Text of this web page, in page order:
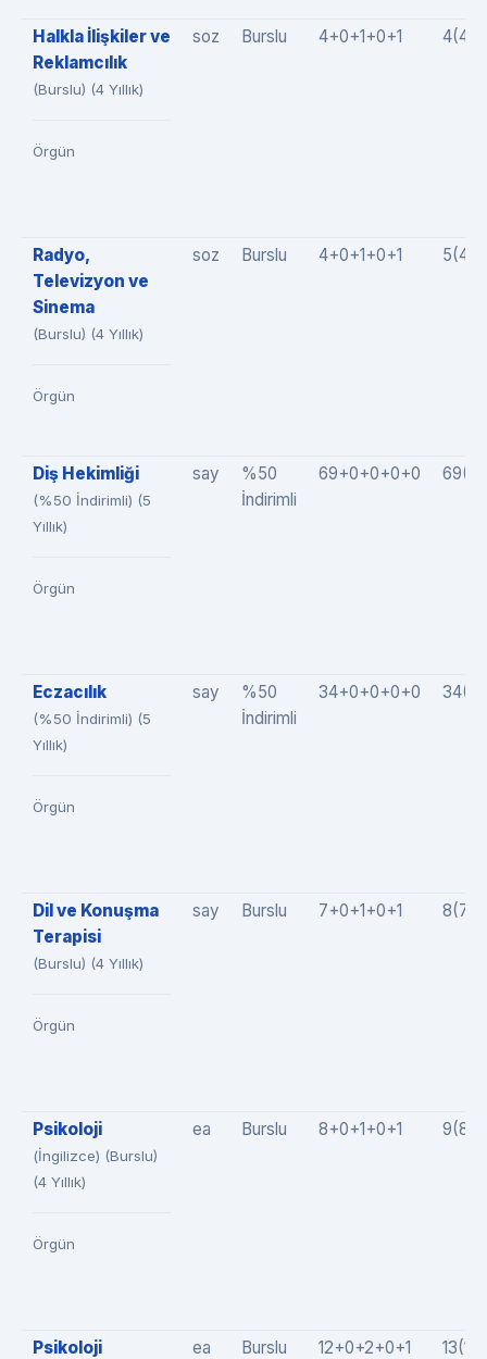
Halkla İlişkiler ve
Reklamcılık
(Burslu) (4 Yıllık)
Örgün
soz Burslu 4+0+1+0+1
Radyo,
Televizyon ve
Sinema
(Burslu) (4 Yıllık)
Örgün
soz Burslu 4+0+1+0+1
Diş Hekimliği
(%50 İndirimli) (5
Yıllık)
Örgün
say
%50
İndirimli
69+0+0+0+0
Eczacılık
(%50 İndirimli) (5
Yıllık)
Örgün
say
%50
İndirimli
34+0+0+0+0
Dil ve Konuşma
Terapisi
(Burslu) (4 Yıllık)
Örgün
say Burslu 7+0+1+0+1
Psikoloji
(İngilizce) (Burslu)
(4 Yıllık)
Örgün
ea Burslu 8+0+1+0+1
Psikoloji ea Burslu 12+0+2+0+1